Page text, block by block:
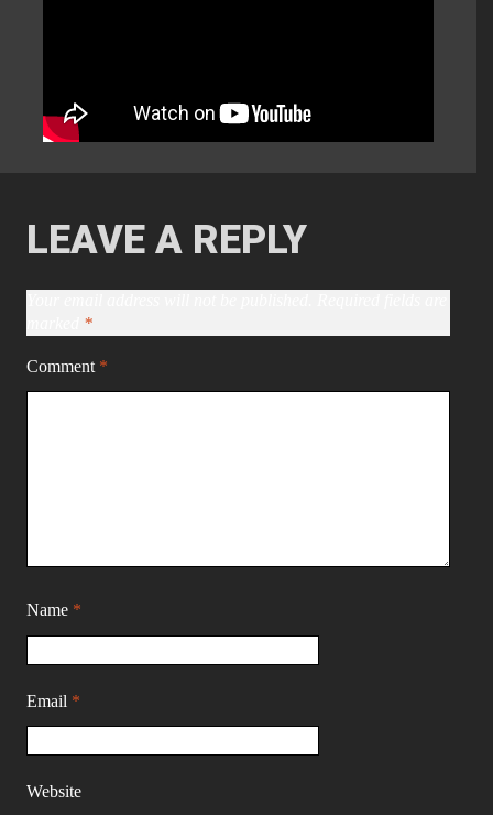
LEAVE A REPLY
*
Comment *
Name *
Email *
Website